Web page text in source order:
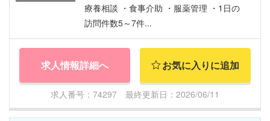
療養相談 ・食事介助 ・服薬管理 ・1日の
訪問件数5～7件...
求人情報詳細へ お気に入りに追加
求人番号：74297 最終更新日：2026/06/11